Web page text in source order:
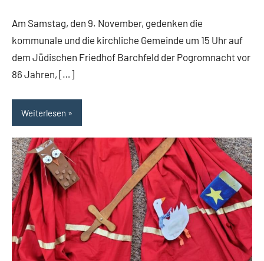
2024
Am Samstag, den 9. November, gedenken die
kommunale und die kirchliche Gemeinde um 15 Uhr auf
dem Jüdischen Friedhof Barchfeld der Pogromnacht vor
86 Jahren, […]
Weiterlesen